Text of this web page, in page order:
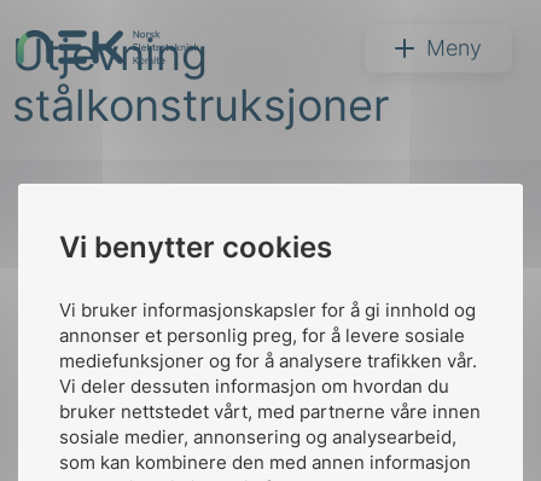
Vi benytter cookies
Vi bruker informasjonskapsler for å gi innhold og
annonser et personlig preg, for å levere sosiale
mediefunksjoner og for å analysere trafikken vår.
Vi deler dessuten informasjon om hvordan du
bruker nettstedet vårt, med partnerne våre innen
sosiale medier, annonsering og analysearbeid,
som kan kombinere den med annen informasjon
til
innhold
NEK Meny
Søk
Utjevning
stålkonstruksjoner
Kontakt oss
Ansatte
Bruk av Cookies
toppen